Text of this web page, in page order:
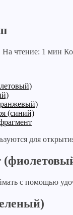
На чтение: 1 мин
(синий)
для
с помощью